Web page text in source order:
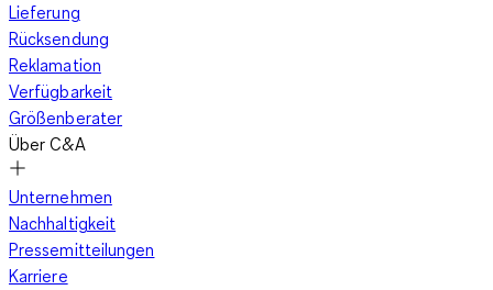
Lieferung
Rücksendung
Reklamation
Verfügbarkeit
Größenberater
Über C&A
Unternehmen
Nachhaltigkeit
Pressemitteilungen
Karriere